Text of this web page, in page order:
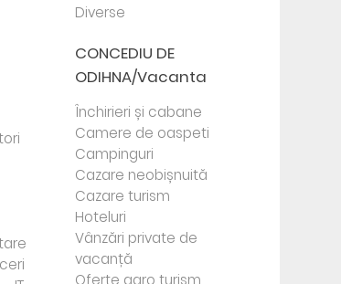
Diverse
CONCEDIU DE
ODIHNA/Vacanta
Închirieri și cabane
Camere de oaspeti
Campinguri
Cazare neobișnuită
Cazare turism
Hoteluri
Vânzări private de
vacanță
Oferte agro turism